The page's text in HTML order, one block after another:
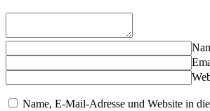
Name, E-Mail-Adresse und Website in